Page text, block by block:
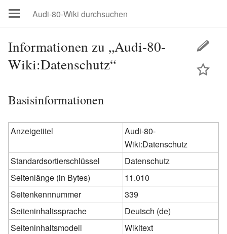
Informationen zu „Audi-80-
Wiki:Datenschutz“
Basisinformationen
Anzeigetitel
Audi-80-
Wiki:Datenschutz
Standardsortierschlüssel
Datenschutz
Seitenlänge (in Bytes)
11.010
Seitenkennnummer
339
Seiteninhaltssprache
Deutsch (de)
Seiteninhaltsmodell
Wikitext